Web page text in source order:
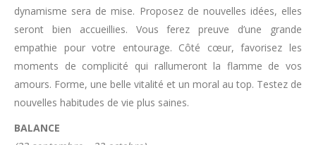
dynamisme sera de mise. Proposez de nouvelles idées, elles
seront bien accueillies. Vous ferez preuve d’une grande
empathie pour votre entourage. Côté cœur, favorisez les
moments de complicité qui rallumeront la flamme de vos
amours. Forme, une belle vitalité et un moral au top. Testez de
nouvelles habitudes de vie plus saines.
BALANCE